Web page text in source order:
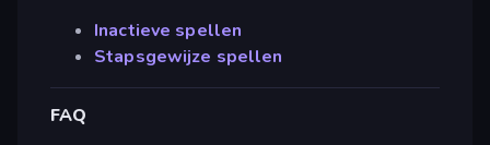
Inactieve spellen
Stapsgewijze spellen
FAQ